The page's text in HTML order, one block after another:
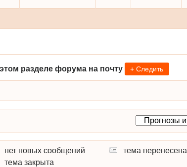
разделе форума на почту + Следить
нет новых сообщений
тема перенесена
тема закрыта